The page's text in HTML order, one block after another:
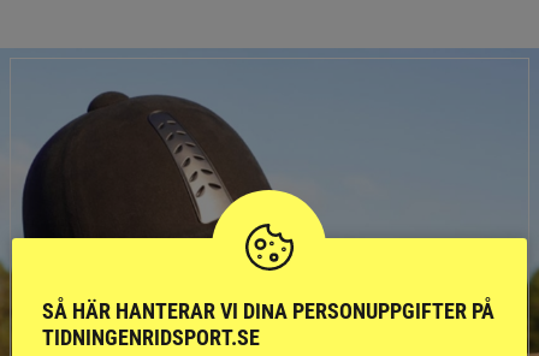
SÅ HÄR HANTERAR VI DINA PERSONUPPGIFTER PÅ
TIDNINGENRIDSPORT.SE